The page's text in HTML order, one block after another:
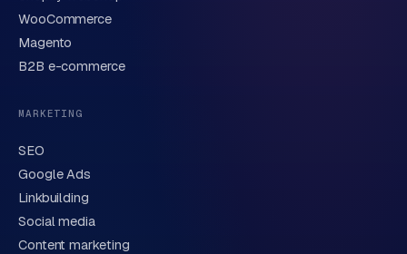
Korte omschrijving van je vraag of project
Verstuur aanvraag
We behandelen je gegevens zorgvuldig conform onze
WooCommerce
Magento
B2B e-commerce
MARKETING
SEO
Google Ads
Linkbuilding
Social media
Content marketing